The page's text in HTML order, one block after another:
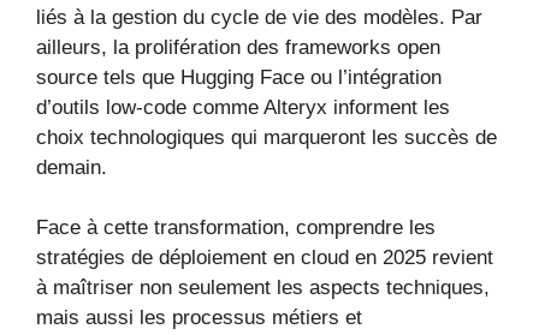
liés à la gestion du cycle de vie des modèles. Par
ailleurs, la prolifération des frameworks open
source tels que Hugging Face ou l’intégration
d’outils low-code comme Alteryx informent les
choix technologiques qui marqueront les succès de
demain.
Face à cette transformation, comprendre les
stratégies de déploiement en cloud en 2025 revient
à maîtriser non seulement les aspects techniques,
mais aussi les processus métiers et